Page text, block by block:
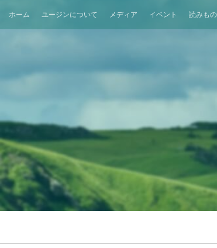
ホーム ユージンについて メディア イベント 読みもの